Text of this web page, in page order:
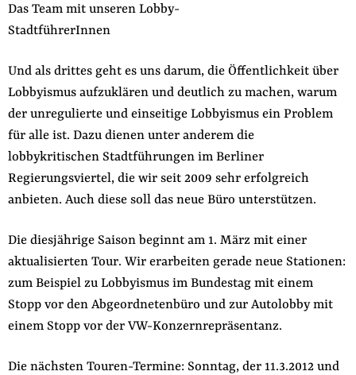
Das Team mit unseren Lobby-
StadtführerInnen
Und als drittes geht es uns darum, die Öffentlichkeit über
Lobbyismus aufzuklären und deutlich zu machen, warum
der unregulierte und einseitige Lobbyismus ein Problem
für alle ist. Dazu dienen unter anderem die
lobbykritischen Stadtführungen im Berliner
Regierungsviertel, die wir seit 2009 sehr erfolgreich
anbieten. Auch diese soll das neue Büro unterstützen.
Die diesjährige Saison beginnt am 1. März mit einer
aktualisierten Tour. Wir erarbeiten gerade neue Stationen:
zum Beispiel zu Lobbyismus im Bundestag mit einem
Stopp vor den Abgeordnetenbüro und zur Autolobby mit
einem Stopp vor der VW-Konzernrepräsentanz.
Die nächsten Touren-Termine: Sonntag, der 11.3.2012 und